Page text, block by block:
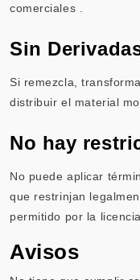
comerciales .
Sin
Si remezcla,
distribuir el material
No hay
No puede aplicar
que restrinjan
permitido por la licencia.
Avisos